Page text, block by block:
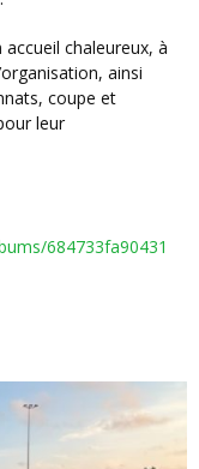
ainsi
coupe et
leur
684733fa90431